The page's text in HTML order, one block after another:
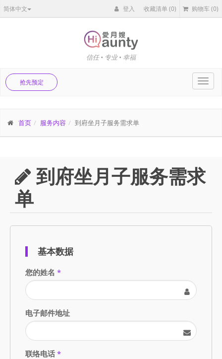
简体中文 登入 收藏清单(0) 购物车(0)
信任 • 专业 • 幸福
抢先预定
首页 服务内容 到府坐月子服务需求单
到府坐月子服务需求
单
基本数据
您的姓名 *
电子邮件地址
联络电话 *